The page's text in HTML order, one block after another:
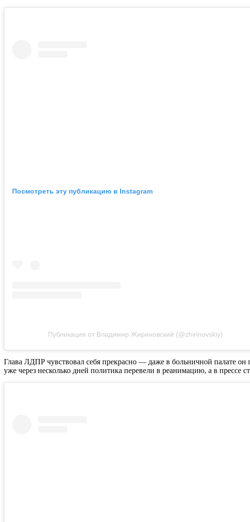
Посмотреть эту публикацию в Instagram
Публикация от Владимир Жириновский (@zhirinovskiy)
Глава ЛДПР чувствовал себя прекрасно — даже в больничной палате он
уже через несколько дней политика перевели в реанимацию, а в прессе